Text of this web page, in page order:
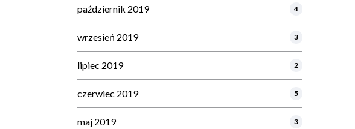
październik 2019 4
wrzesień 2019 3
lipiec 2019 2
czerwiec 2019 5
maj 2019 3